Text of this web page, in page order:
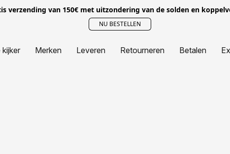
verzending van 150€ met uitzondering van de solden en
NU BESTELLEN
kijker Merken Leveren Retourneren Betalen